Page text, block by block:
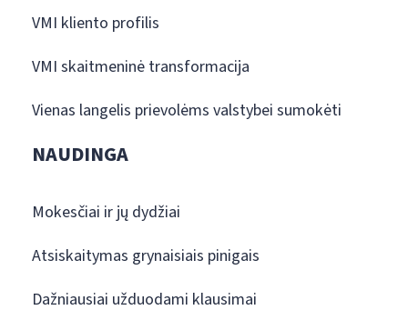
VMI kliento profilis
VMI skaitmeninė transformacija
Vienas langelis prievolėms valstybei sumokėti
NAUDINGA
Mokesčiai ir jų dydžiai
Atsiskaitymas grynaisiais pinigais
Dažniausiai užduodami klausimai